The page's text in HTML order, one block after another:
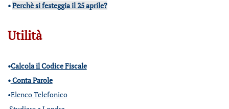
•Perchè si festeggia il 25 aprile?
Utilità
•Calcola il Codice Fiscale
•Conta Parole
•Elenco Telefonico